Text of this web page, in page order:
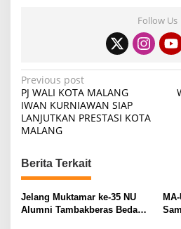
Follow Us
P
o
s
n
a
v
Previous post
PJ WALI KOTA MALANG
IWAN KURNIAWAN SIAP
LANJUTKAN PRESTASI KOTA
MALANG
Berita Terkait
Jelang Muktamar ke-35 NU
Alumni Tambakberas Bedah